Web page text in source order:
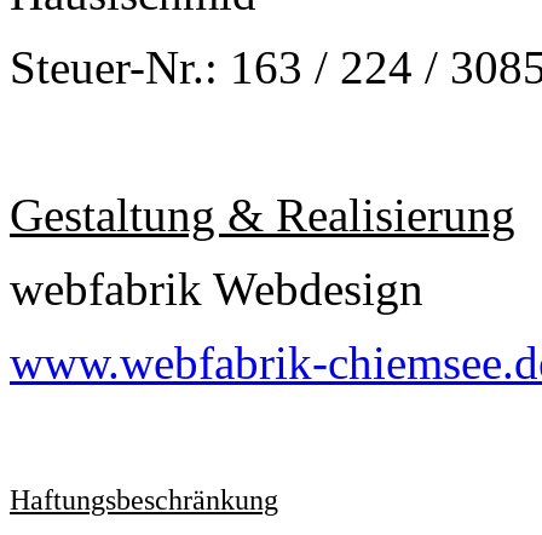
Steuer-Nr.: 163 / 224 /
Gestaltung & Realisierung
webfabrik Webdesign
www.webfabrik-
Haftungsbeschränkung